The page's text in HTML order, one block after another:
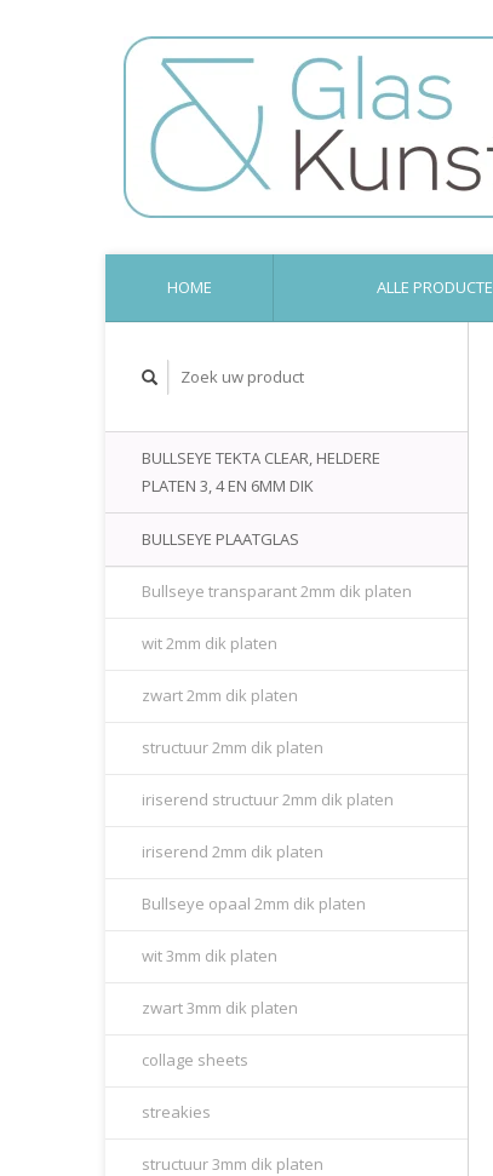
HOME ALLE
BULLSEYE TEKTA CLEAR, HELDERE
PLATEN 3, 4 EN 6MM DIK
BULLSEYE PLAATGLAS
Bullseye transparant 2mm dik platen
wit 2mm dik platen
zwart 2mm dik platen
structuur 2mm dik platen
iriserend structuur 2mm dik platen
iriserend 2mm dik platen
Bullseye opaal 2mm dik platen
wit 3mm dik platen
zwart 3mm dik platen
collage sheets
streakies
structuur 3mm dik platen